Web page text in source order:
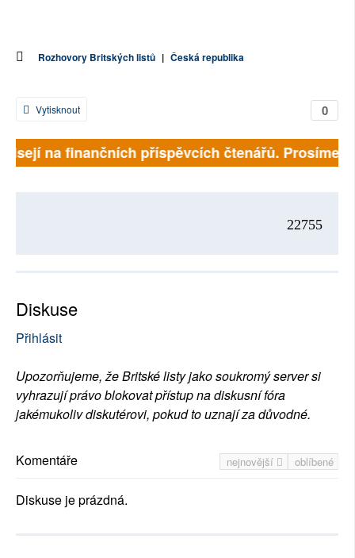
Rozhovory Britských listů | Česká republika
0
Vytisknout
na finančních příspěvcích čtenářů. Prosíme,
22755
Diskuse
Přihlásit
Upozorňujeme, že Britské listy jako soukromý server si
vyhrazují právo blokovat přístup na diskusní fóra
jakémukoliv diskutérovi, pokud to uznají za důvodné.
nejnovější oblíbené
Komentáře
Diskuse je prázdná.